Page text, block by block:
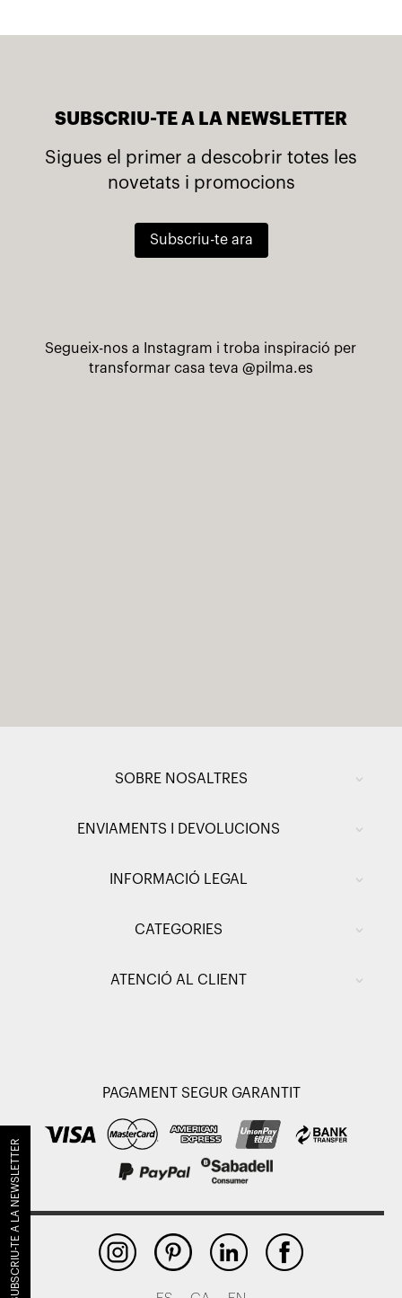
SUBSCRIU-TE A LA NEWSLETTER
Sigues el primer a descobrir totes les
novetats i promocions
Subscriu-te ara
Segueix-nos a Instagram i troba inspiració per
transformar casa teva @pilma.es
SOBRE NOSALTRES
ENVIAMENTS I DEVOLUCIONS
INFORMACIÓ LEGAL
CATEGORIES
ATENCIÓ AL CLIENT
PAGAMENT SEGUR GARANTIT
SUBSCRIU-TE A LA NEWSLETTER